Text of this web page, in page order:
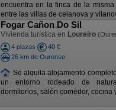
encuentra en la finca de la
entre las villas de celanova y
Fogar Cañon Do Sil
Vivienda turística en Loureiro
4 plazas
40 €
26 km de Ourense
Se alquila alojamiento
un entorno rodeado de
dormitorios, salón comedor, cocina